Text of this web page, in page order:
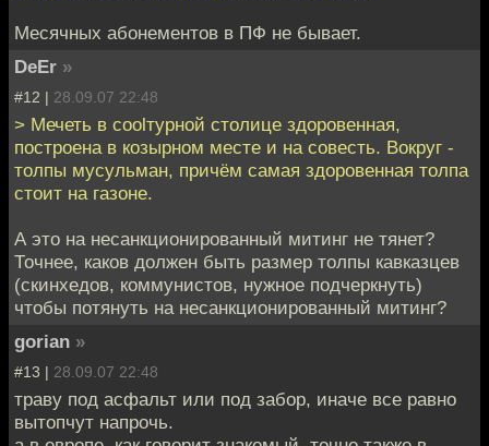
Месячных абонементов в ПФ не бывает.
DeEr »
#12 | 28.09.07 22:48
> Мечеть в coolтурной столице здоровенная,
построена в козырном месте и на совесть. Вокруг -
толпы мусульман, причём самая здоровенная толпа
стоит на газоне.
А это на несанкционированный митинг не тянет?
Точнее, каков должен быть размер толпы кавказцев
(скинхедов, коммунистов, нужное подчеркнуть)
чтобы потянуть на несанкционированный митинг?
gorian »
#13 | 28.09.07 22:48
траву под асфальт или под забор, иначе все равно
вытопчут напрочь.